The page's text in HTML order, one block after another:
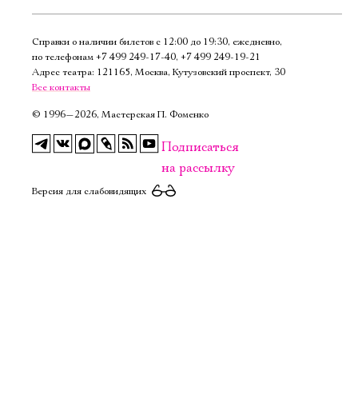
Справки о наличии билетов с 12:00 до 19:30, ежедневно,
по телефонам +7 499 249‑17‑40, +7 499 249‑19‑21
Адрес театра: 121165, Москва, Кутузовский проспект, 30
Все контакты
© 1996—2026, Мастерская П. Фоменко
Подписаться
на рассылку
Версия для слабовидящих